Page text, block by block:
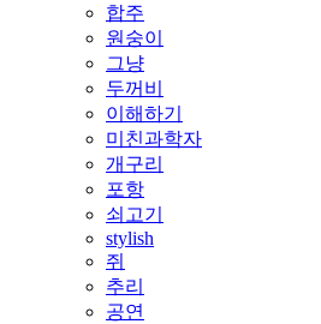
합주
원숭이
그냥
두꺼비
이해하기
미친과학자
개구리
포항
쇠고기
stylish
쥐
추리
공연